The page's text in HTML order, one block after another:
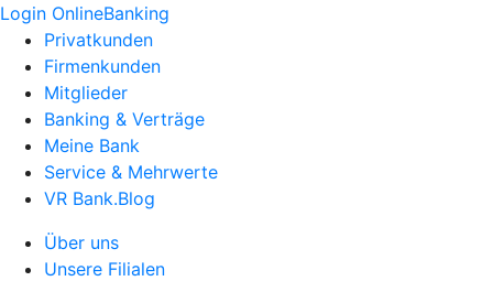
Login OnlineBanking
Privatkunden
Firmenkunden
Mitglieder
Banking & Verträge
Meine Bank
Service & Mehrwerte
VR Bank.Blog
Über uns
Unsere Filialen